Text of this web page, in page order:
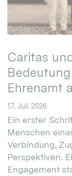
Caritas
Ehrenamt
17. Juli 2026
Ein erster
Menschen
Verbindung,
Perspektiven.
Engagement